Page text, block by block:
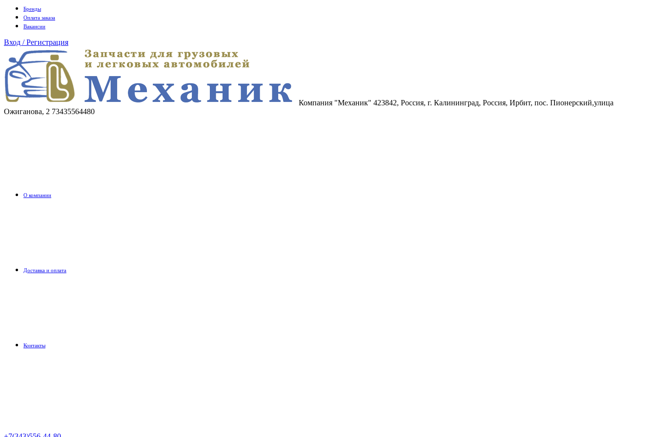
Бренды
Оплата заказа
Вакансии
Вход / Регистрация
Компания "Механик" 423842, Россия, г. Калининград, Россия, Ирбит, пос. Пионерский,улица
Ожиганова, 2 73435564480
О компании
Доставка и оплата
Контакты